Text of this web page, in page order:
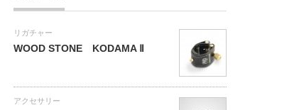
リガチャー
WOOD STONE KODAMA Ⅱ
アクセサリー